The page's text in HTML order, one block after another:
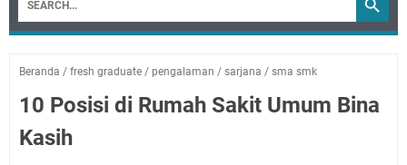
Beranda / fresh graduate / pengalaman / sarjana / sma smk
10 Posisi di Rumah Sakit Umum Bina
Kasih